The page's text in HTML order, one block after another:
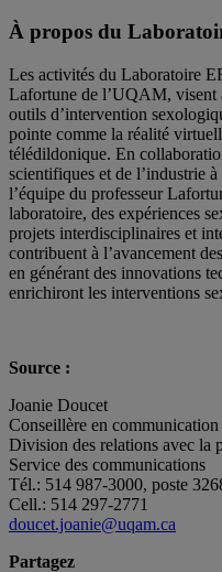
À propos du
Les activités du Laboratoire
Lafortune de l’UQAM, visent
outils d’intervention
pointe comme la réalité
télédildonique. En
scientifiques et de l’industrie
l’équipe du professeur
laboratoire, des expériences
projets interdisciplinaires et
contribuent à l’avancement
en générant des innovations
enrichiront les interventions
Source :
Joanie Doucet
Conseillère en communication
Division des relations avec la
Service des communications
Tél.: 514 987-3000, poste
Cell.: 514 297-2771
doucet.joanie@uqam.ca
Partagez